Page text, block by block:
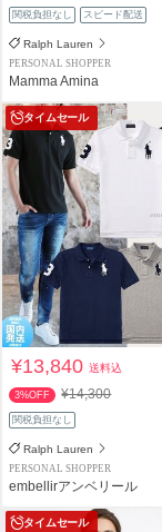
関税負担なし スピード配送
Ralph Lauren
PERSONAL SHOPPER
Mamma Amina
タイムセール
¥13,840送料込
3%OFF ¥14,300
関税負担なし
Ralph Lauren
PERSONAL SHOPPER
embellirアンベリール
タイムセール